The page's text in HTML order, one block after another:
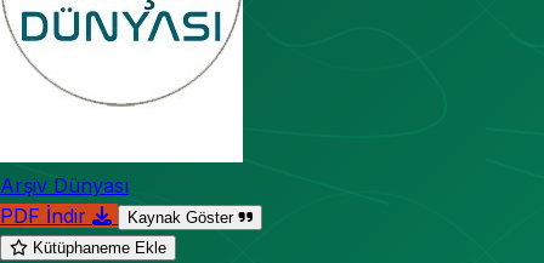
Arşiv Dünyası
PDF İndir
Kaynak Göster
Kütüphaneme Ekle